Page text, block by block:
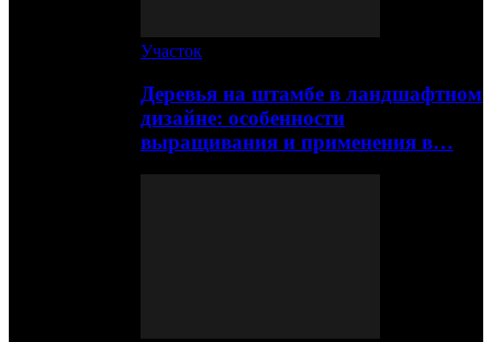
Участок
Деревья на штамбе в ландшафтном
дизайне: особенности
выращивания и применения в…